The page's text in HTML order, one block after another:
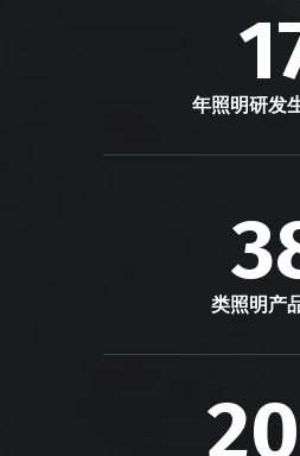
年照明研发
类照明产